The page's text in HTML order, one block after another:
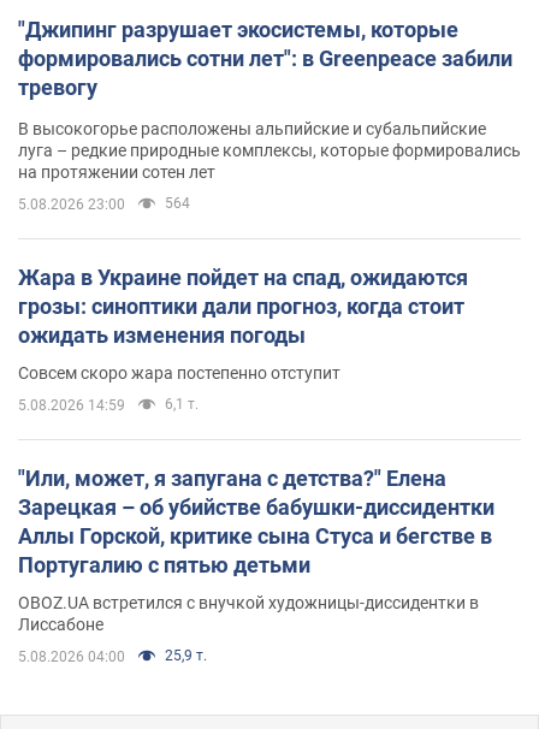
"Джипинг разрушает экосистемы, которые
формировались сотни лет": в Greenpeace забили
тревогу
В высокогорье расположены альпийские и субальпийские
луга – редкие природные комплексы, которые формировались
на протяжении сотен лет
5.08.2026 23:00 564
Жара в Украине пойдет на спад, ожидаются
грозы: синоптики дали прогноз, когда стоит
ожидать изменения погоды
Совсем скоро жара постепенно отступит
5.08.2026 14:59 6,1 т.
"Или, может, я запугана с детства?" Елена
Зарецкая – об убийстве бабушки-диссидентки
Аллы Горской, критике сына Стуса и бегстве в
Португалию с пятью детьми
OBOZ.UA встретился с внучкой художницы-диссидентки в
Лиссабоне
5.08.2026 04:00 25,9 т.